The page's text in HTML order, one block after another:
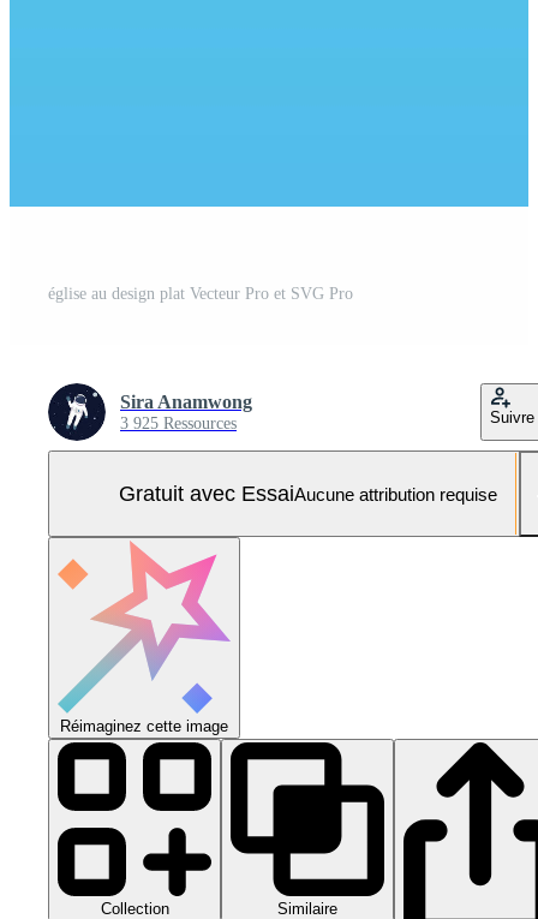
église au design plat Vecteur Pro et SVG Pro
Sira Anamwong
3 925 Ressources Suivre
Gratuit avec EssaiAucune attribution requise
Réimaginez cette image
Collection Similaire